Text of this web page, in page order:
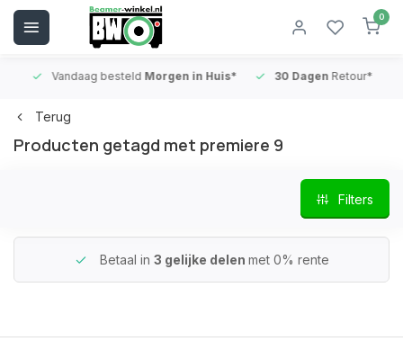
0
Vandaag besteldMorgen in Huis* 30 DagenRetour*
Terug
Producten getagd met premiere 9
Filters
Betaal in 3 gelijke delen met 0% rente